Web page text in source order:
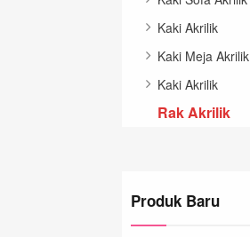
Kaki Akrilik
Kaki Meja Akrilik
Kaki Akrilik
Rak Akrilik
Produk Baru